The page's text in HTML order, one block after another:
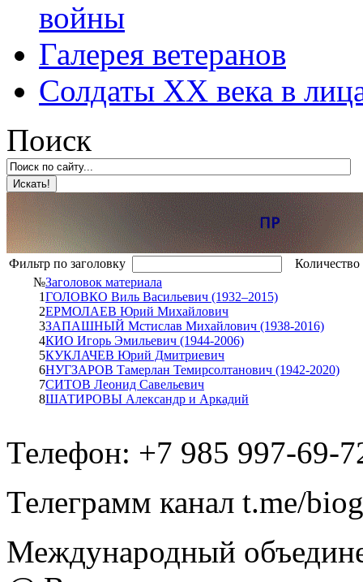
войны
Галерея ветеранов
Солдаты XX века в
Поиск
Фильтр по заголовку
№Заголовок материала
1ГОЛОВКО Виль Васильевич (1932–2015)
2ЕРМОЛАЕВ Юрий Михайлович
3ЗАПАШНЫЙ Мстислав Михайлович (1938-2016)
4КИО Игорь Эмильевич (1944-2006)
5КУКЛАЧЕВ Юрий Дмитриевич
6НУГЗАРОВ Тамерлан Темирсолтанович (1942-2020)
7СИТОВ Леонид Савельевич
8ШАТИРОВЫ Александр и Аркадий
Телефон: +7 985 997-69-
Телеграмм канал t.me/
Международный